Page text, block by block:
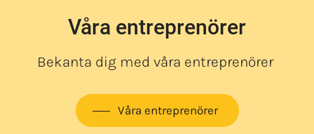
Våra entreprenörer
Bekanta dig med våra entreprenörer
Våra entreprenörer